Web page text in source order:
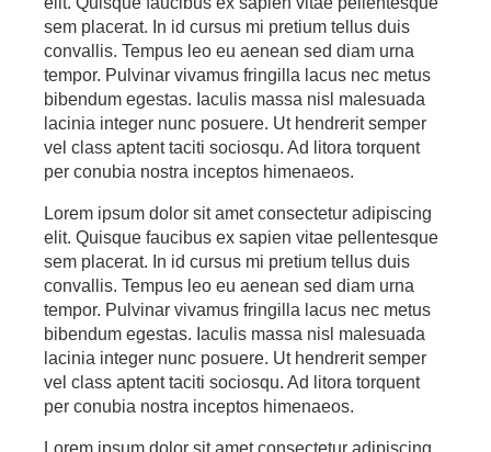
sem placerat. In id cursus mi pretium tellus duis
convallis. Tempus leo eu aenean sed diam urna
tempor. Pulvinar vivamus fringilla lacus nec metus
bibendum egestas. Iaculis massa nisl malesuada
lacinia integer nunc posuere. Ut hendrerit semper
vel class aptent taciti sociosqu. Ad litora torquent
per conubia nostra inceptos himenaeos.
Lorem ipsum dolor sit amet consectetur adipiscing
elit. Quisque faucibus ex sapien vitae pellentesque
sem placerat. In id cursus mi pretium tellus duis
convallis. Tempus leo eu aenean sed diam urna
tempor. Pulvinar vivamus fringilla lacus nec metus
bibendum egestas. Iaculis massa nisl malesuada
lacinia integer nunc posuere. Ut hendrerit semper
vel class aptent taciti sociosqu. Ad litora torquent
per conubia nostra inceptos himenaeos.
Lorem ipsum dolor sit amet consectetur adipiscing